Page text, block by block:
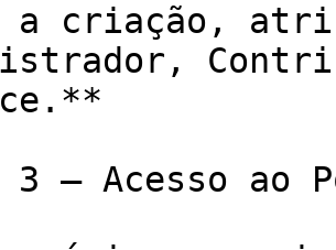
a criação,
3 – Acesso ao